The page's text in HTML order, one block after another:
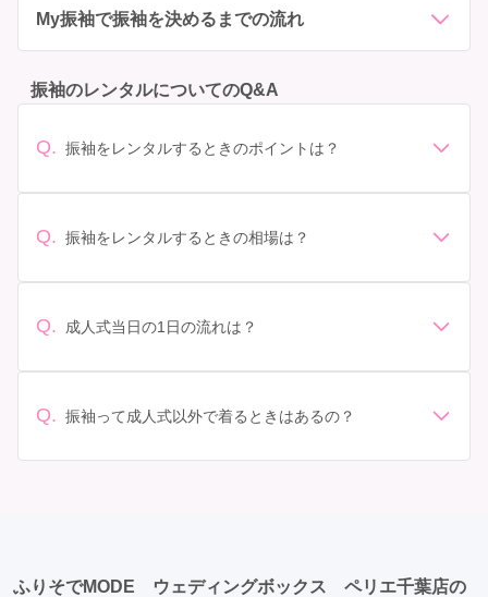
My振袖で振袖を決めるまでの流れ
振袖のレンタルについてのQ&A
Q. 振袖をレンタルするときのポイントは？
があります。 サイズ選び: 自分の体型に合ったサイズを
ンタル料金に含まれるもの（小物や帯、草履など）を確
っかり確認しておく必要があります。 お店選び: 評判や
しょう。
Q. 振袖をレンタルするときの相場は？
されています。 高級なものやブランド物になると、それ
Q. 成人式当日の1日の流れは？
人式: 一般的に午前中に成人式が行わる場合が多いです
Q. 振袖って成人式以外で着るときはあるの？
ふりそでMODE ウェディングボックス ペリエ千葉店の